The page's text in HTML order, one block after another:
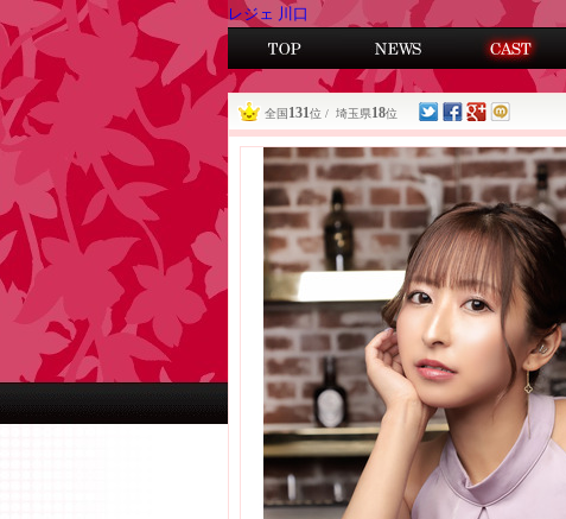
レジェ 川口
全国 131位 / 埼玉県18位